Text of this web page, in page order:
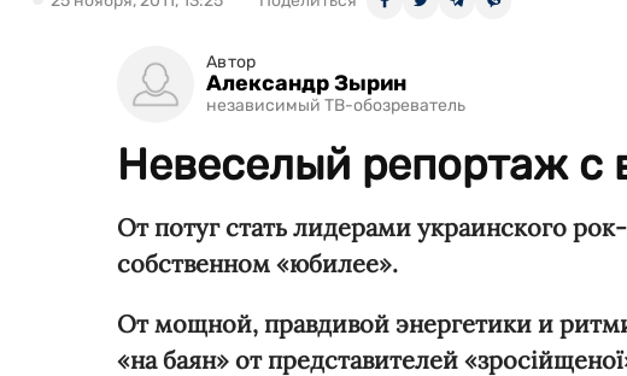
Автор
Александр Зырин
независимый ТВ-обозреватель
Невеселый репортаж с
От потуг стать лидерами украинского
собственном «юбилее».
От мощной, правдивой энергетики и
«на баян» от представителей «зросійщеної